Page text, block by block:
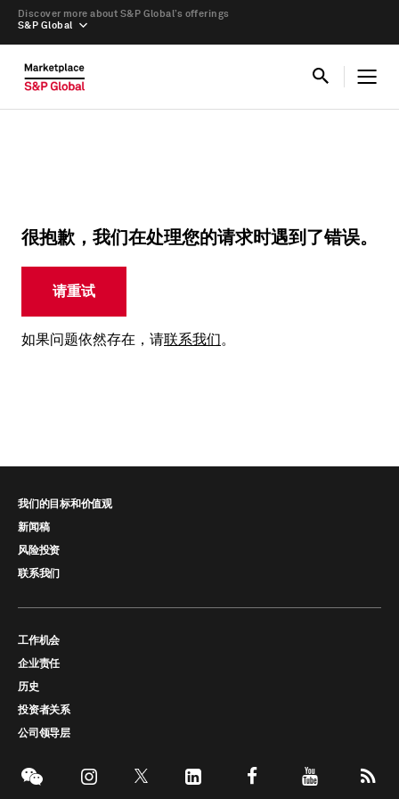
S&P Global
Discover more about S&P Global’s offerings
很抱歉，我们在处理您的请求时遇到了错误。
请重试
如果问题依然存在，请联系我们。
我们的目标和价值观
新闻稿
风险投资
联系我们
工作机会
企业责任
历史
投资者关系
公司领导层